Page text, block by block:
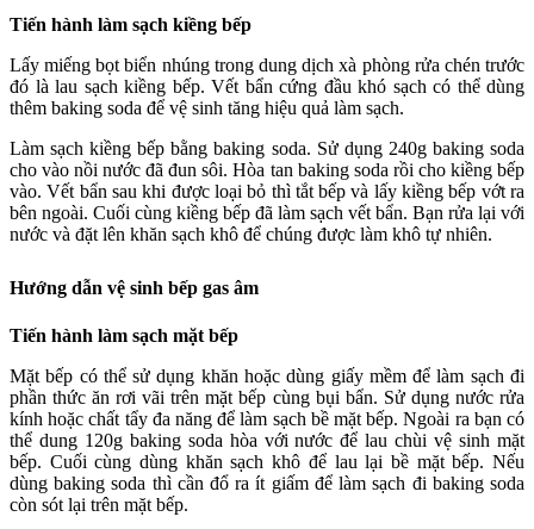
Tiến hành làm sạch kiềng bếp
Lấy miếng bọt biển nhúng trong dung dịch xà phòng rửa chén trước
đó là lau sạch kiềng bếp. Vết bẩn cứng đầu khó sạch có thể dùng
thêm baking soda để vệ sinh tăng hiệu quả làm sạch.
Làm sạch kiềng bếp bằng baking soda. Sử dụng 240g baking soda
cho vào nồi nước đã đun sôi. Hòa tan baking soda rồi cho kiềng bếp
vào. Vết bẩn sau khi được loại bỏ thì tắt bếp và lấy kiềng bếp vớt ra
bên ngoài. Cuối cùng kiềng bếp đã làm sạch vết bẩn. Bạn rửa lại với
nước và đặt lên khăn sạch khô để chúng được làm khô tự nhiên.
Hướng dẫn vệ sinh bếp gas âm
Tiến hành làm sạch mặt bếp
Mặt bếp có thể sử dụng khăn hoặc dùng giấy mềm để làm sạch đi
phần thức ăn rơi vãi trên mặt bếp cùng bụi bẩn. Sử dụng nước rửa
kính hoặc chất tẩy đa năng để làm sạch bề mặt bếp. Ngoài ra bạn có
thể dung 120g baking soda hòa với nước để lau chùi vệ sinh mặt
bếp. Cuối cùng dùng khăn sạch khô để lau lại bề mặt bếp. Nếu
dùng baking soda thì cần đổ ra ít giấm để làm sạch đi baking soda
còn sót lại trên mặt bếp.